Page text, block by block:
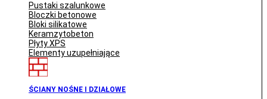
Pustaki szalunkowe
Bloczki betonowe
Bloki silikatowe
Keramzytobeton
Płyty XPS
Elementy uzupełniające
ŚCIANY NOŚNE I DZIAŁOWE